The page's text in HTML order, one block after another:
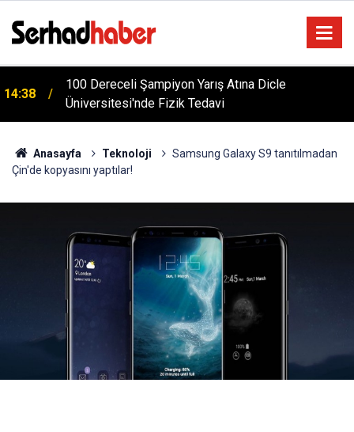
14:38
100 Dereceli Şampiyon Yarış Atına Dicle
Üniversitesi'nde Fizik Tedavi
Anasayfa Teknoloji
Samsung Galaxy S9 tanıtılmadan
Çin'de kopyasını yaptılar!